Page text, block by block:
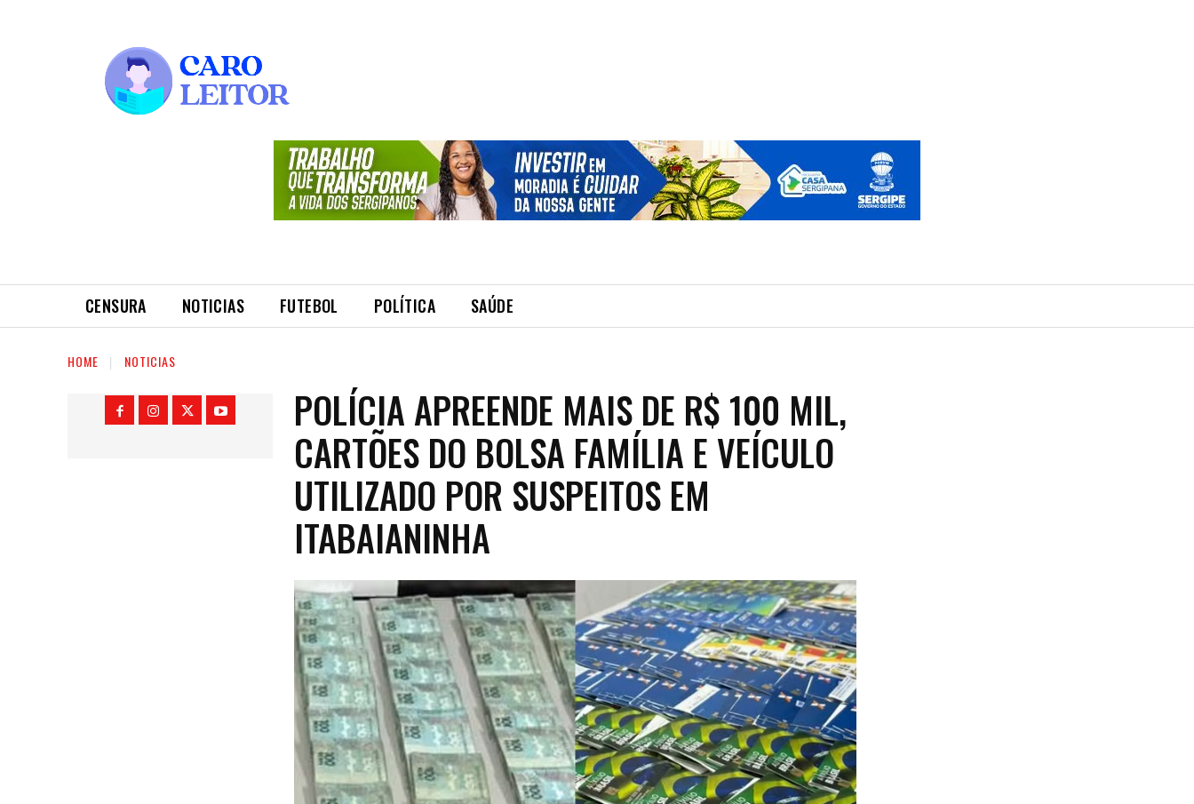
CENSURA NOTICIAS FUTEBOL POLÍTICA SAÚDE
HOME NOTICIAS
POLÍCIA APREENDE MAIS DE R$ 100 MIL,
CARTÕES DO BOLSA FAMÍLIA E VEÍCULO
UTILIZADO POR SUSPEITOS EM
ITABAIANINHA